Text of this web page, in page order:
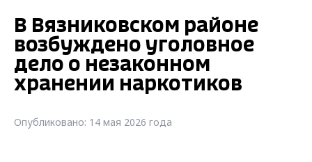
В Вязниковском районе
возбуждено уголовное
дело о незаконном
хранении наркотиков
Опубликовано: 14 мая 2026 года